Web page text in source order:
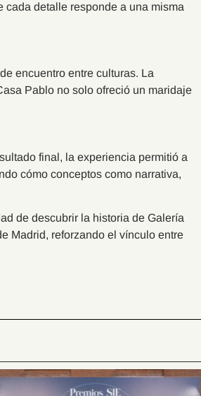
cada detalle responde a una misma
encuentro entre culturas. La
Pablo no solo ofreció un maridaje
final, la experiencia permitió a
cómo conceptos como narrativa,
de descubrir la historia de Galería
Madrid, reforzando el vínculo entre